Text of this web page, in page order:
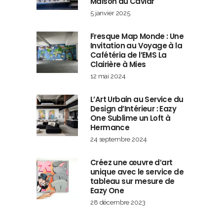
5 janvier 2025
Fresque Map Monde : Une
Invitation au Voyage à la
Cafétéria de l’EMS La
Clairière à Mies
12 mai 2024
L’Art Urbain au Service du
Design d’Intérieur : Eazy
One Sublime un Loft à
Hermance
24 septembre 2024
Créez une œuvre d’art
unique avec le service de
tableau sur mesure de
Eazy One
28 décembre 2023